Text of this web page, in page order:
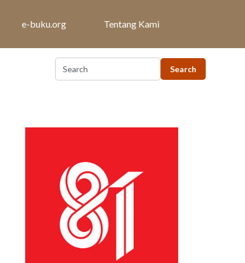
e-buku.org Tentang Kami